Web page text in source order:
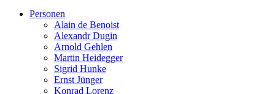
Per­so­nen
Alain de Benoist
Alex­andr Dugin
Arnold Gehlen
Martin Heid­eg­ger
Sigrid Hunke
Ernst Jünger
Konrad Lorenz